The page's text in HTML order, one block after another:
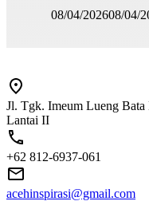
08/04/202608/04/
Jl. Tgk. Imeum Lueng
Lantai II
+62 812-6937-061
acehinspirasi@gmail.com